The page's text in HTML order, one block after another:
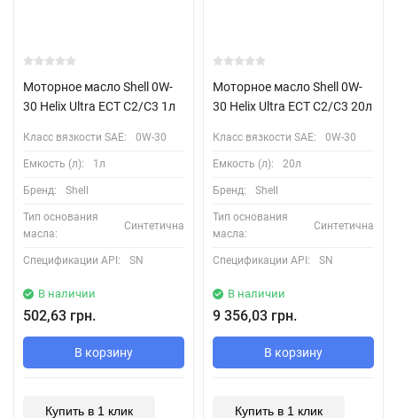
Моторное масло Shell 0W-
30 Helix Ultra ECT C2/C3 1л
Класс вязкости SAE: 0W-30
Емкость (л): 1л
Бренд: Shell
Тип основания
масла:
Синтетична
Спецификации API: SN
В наличии
502,63 грн.
В корзину
Купить в 1 клик
Моторное масло Shell 0W-
30 Helix Ultra ECT C2/C3 20л
Класс вязкости SAE: 0W-30
Емкость (л): 20л
Бренд: Shell
Тип основания
масла:
Синтетична
Спецификации API: SN
В наличии
9 356,03 грн.
В корзину
Купить в 1 клик